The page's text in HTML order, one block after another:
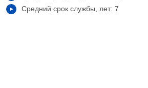
Средний срок службы, лет: 7